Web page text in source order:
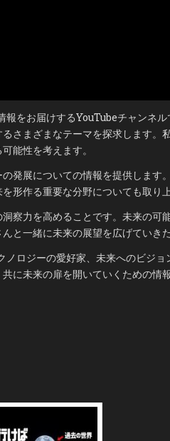
をお届けするYouTubeチャンネ
さまざまなテーマを探求します。
能性を考えます。
発展についての情報を提供します
形作る重要な分野についても取り上
察力を高めることです。未来の可
と一緒に未来の展望を広げていき
ロジーの愛好家、未来へのビジョ
に未来の扉を開いていくための情